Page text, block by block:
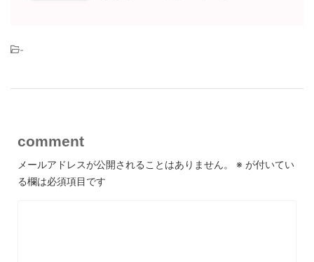
-
comment
メールアドレスが公開されることはありません。 ※ が付いてい
る欄は必須項目です